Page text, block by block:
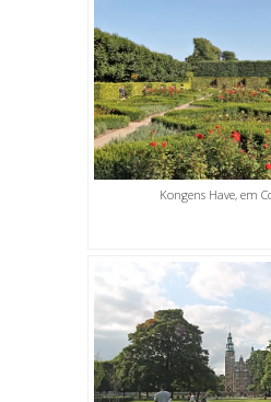
Kongens Have, em